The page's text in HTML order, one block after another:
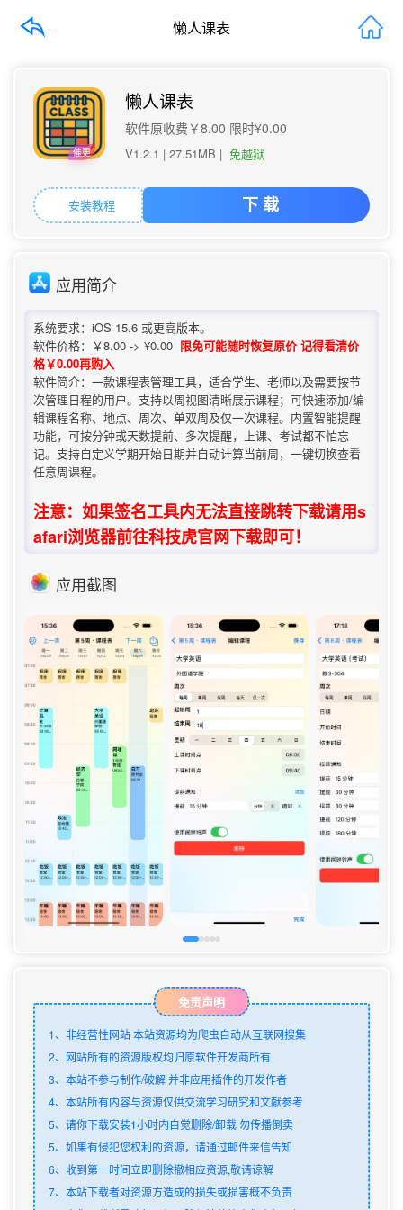
懒人课表
催更
懒人课表
软件原收费￥8.00 限时¥0.00
V1.2.1 | 27.51MB | 免越狱
安装教程 下 载
应用简介
系统要求：iOS 15.6 或更高版本。
软件价格：￥8.00 -> ¥0.00 限免可能随时恢复原价 记得看清价
格￥0.00再购入
软件简介：一款课程表管理工具，适合学生、老师以及需要按节
次管理日程的用户。支持以周视图清晰展示课程；可快速添加/编
辑课程名称、地点、周次、单双周及仅一次课程。内置智能提醒
功能，可按分钟或天数提前、多次提醒，上课、考试都不怕忘
记。支持自定义学期开始日期并自动计算当前周，一键切换查看
任意周课程。
注意：如果签名工具内无法直接跳转下载请用s
afari浏览器前往科技虎官网下载即可！
应用截图
免责声明
1、非经营性网站 本站资源均为爬虫自动从互联网搜集
2、网站所有的资源版权均归原软件开发商所有
3、本站不参与制作/破解 并非应用插件的开发作者
4、本站所有内容与资源仅供交流学习研究和文献参考
5、请你下载安装1小时内自觉删除/卸载 勿传播倒卖
5、如果有侵犯您权利的资源，请通过邮件来信告知
6、收到第一时间立即删除撤相应资源,敬请谅解
7、本站下载者对资源方造成的损失或损害概不负责